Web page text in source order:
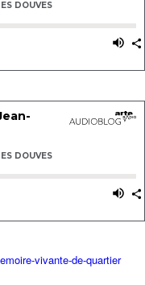
vivante-de-quartier